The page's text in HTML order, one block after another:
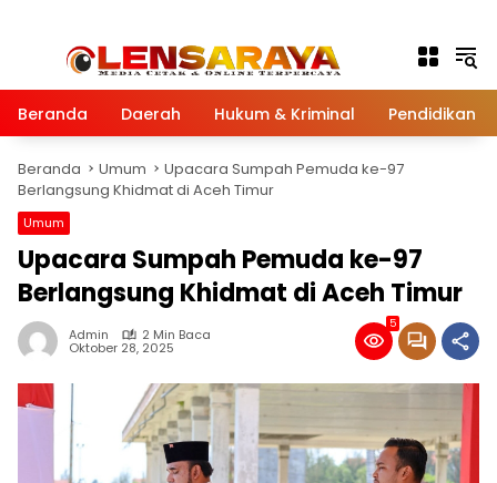
Beranda Daerah Hukum & Kriminal Pendidikan
Beranda Umum
Upacara Sumpah Pemuda ke-97
Berlangsung Khidmat di Aceh Timur
Umum
Upacara Sumpah Pemuda ke-97
Berlangsung Khidmat di Aceh Timur
Admin 2 Min Baca
Oktober 28, 2025
5